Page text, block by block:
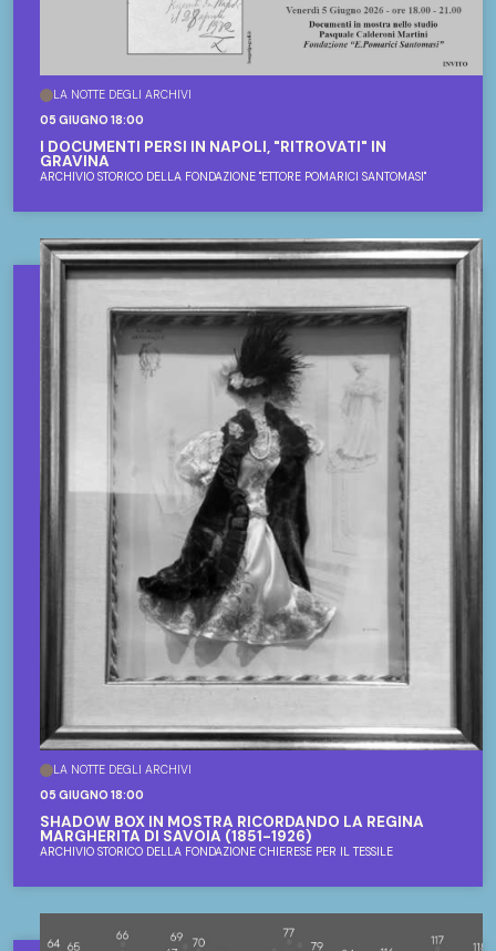
LA NOTTE DEGLI ARCHIVI
05 GIUGNO 18:00
I DOCUMENTI PERSI IN NAPOLI, "RITROVATI" IN
GRAVINA
ARCHIVIO STORICO DELLA FONDAZIONE "ETTORE POMARICI SANTOMASI"
LA NOTTE DEGLI ARCHIVI
05 GIUGNO 18:00
SHADOW BOX IN MOSTRA RICORDANDO LA REGINA
MARGHERITA DI SAVOIA (1851-1926)
ARCHIVIO STORICO DELLA FONDAZIONE CHIERESE PER IL TESSILE